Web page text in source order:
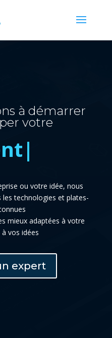
à démarrer
votre
|
ou votre idée, nous
technologies et plates-
mieux adaptées à votre
vos idées
expert